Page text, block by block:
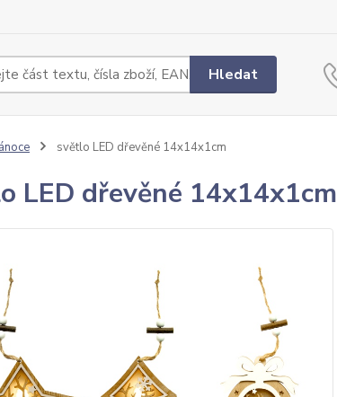
Hledat
světlo LED dřevěné 14x14x1cm
LED dřevěné 14x14x1cm